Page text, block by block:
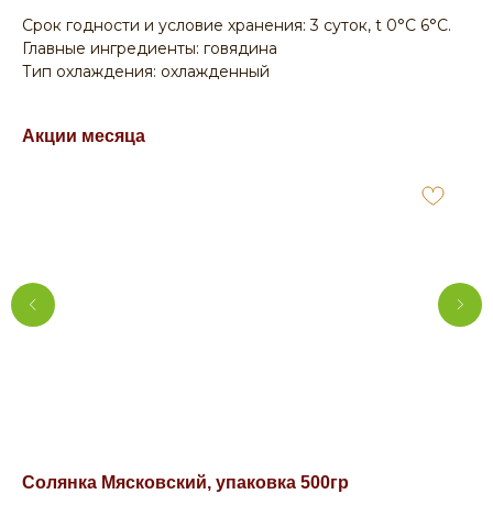
Срок годности и условие хранения: 3 суток, t 0°С 6°С.
Главные ингредиенты: говядина
Тип охлаждения: охлажденный
Акции месяца
Солянка Мясковский, упаковка 500гр